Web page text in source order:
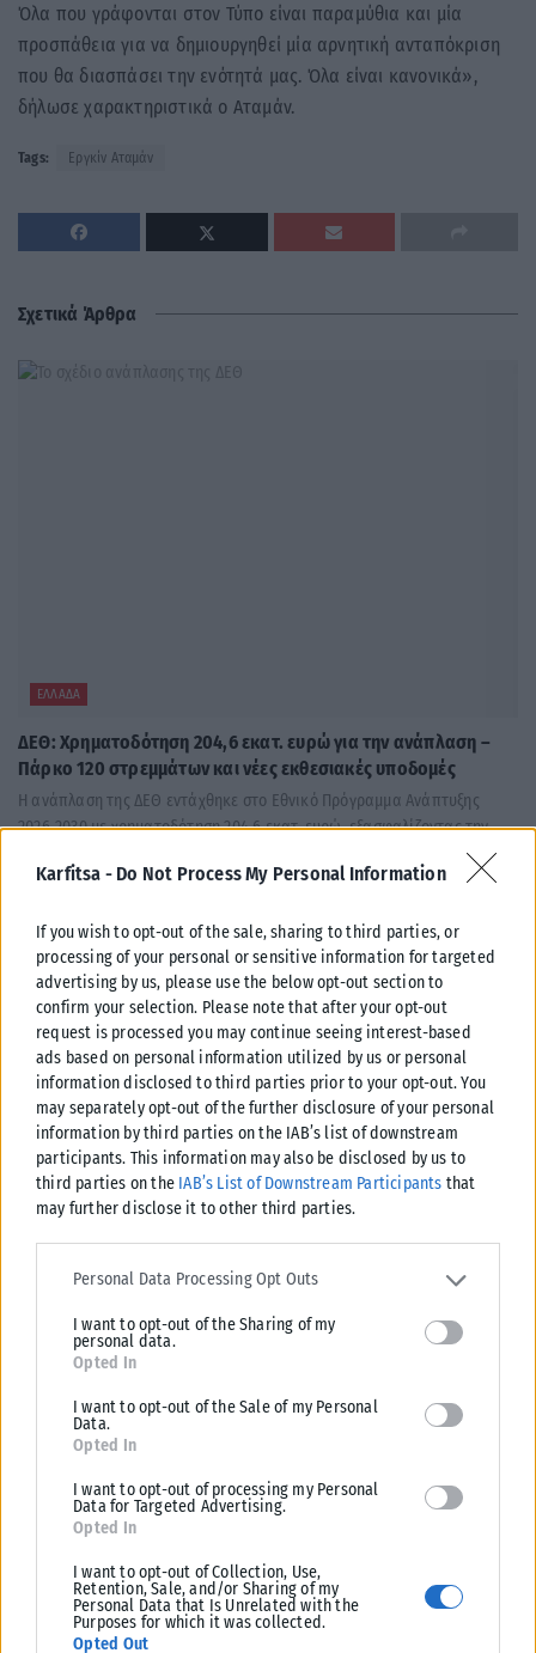
Karfitsa - Do Not Process My Personal Information
If you wish to opt-out of the sale, sharing to third parties, or
processing of your personal or sensitive information for targeted
advertising by us, please use the below opt-out section to
confirm your selection. Please note that after your opt-out
request is processed you may continue seeing interest-based
ads based on personal information utilized by us or personal
information disclosed to third parties prior to your opt-out. You
may separately opt-out of the further disclosure of your personal
information by third parties on the IAB’s list of downstream
participants. This information may also be disclosed by us to
third parties on the IAB’s List of Downstream Participants that
may further disclose it to other third parties.
Please note that this website/app uses one or more Google
services and may gather and store information including but not
deny consent to Google and its third-party tags to use your data
for below specified purposes in below Google consent section.
Personal Data Processing Opt Outs
I want to opt-out of the Sharing of my
personal data.
Opted In
I want to opt-out of the Sale of my Personal
Data.
Opted In
I want to opt-out of processing my Personal
Data for Targeted Advertising.
Opted In
I want to opt-out of Collection, Use,
Retention, Sale, and/or Sharing of my
Personal Data that Is Unrelated with the
Purposes for which it was collected.
Opted Out
Όλα που γράφονται στον Τύπο είναι παραμύθια και μία
προσπάθεια για να δημιουργηθεί μία αρνητική ανταπόκριση
που θα διασπάσει την ενότητά μας. Όλα είναι κανονικά»,
δήλωσε χαρακτηριστικά ο Αταμάν.
Tags: Εργκίν Αταμάν
Σχετικά Άρθρα
ΕΛΛΆΔΑ
ΔΕΘ: Χρηματοδότηση 204,6 εκατ. ευρώ για την ανάπλαση –
Πάρκο 120 στρεμμάτων και νέες εκθεσιακές υποδομές
Η ανάπλαση της ΔΕΘ εντάχθηκε στο Εθνικό Πρόγραμμα Ανάπτυξης
2026-2030 με χρηματοδότηση 204,6 εκατ. ευρώ, εξασφαλίζοντας την
06/08/2026
Συγγενείς, φίλοι και άνθρωποι του καλλιτεχνικού χώρου
αποχαιρέτησαν τον Λάκη Χαλκιά στο Α' Νεκροταφείο Αθηνών, όπου
ΑΝΑΡΤΉΘΗΚΕ ΑΠΌ